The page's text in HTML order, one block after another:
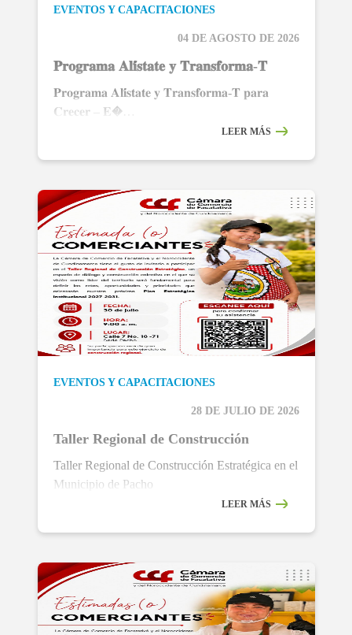
EVENTOS Y CAPACITACIONES
04 DE AGOSTO DE 2026
𝐏𝐫𝐨𝐠𝐫𝐚𝐦𝐚 𝐀𝐥𝐢́𝐬𝐭𝐚𝐭𝐞 𝐲 𝐓𝐫𝐚𝐧𝐬𝐟𝐨𝐫𝐦𝐚-𝐓
𝐏𝐫𝐨𝐠𝐫𝐚𝐦𝐚 𝐀𝐥𝐢́𝐬𝐭𝐚𝐭𝐞 𝐲 𝐓𝐫𝐚𝐧𝐬𝐟𝐨𝐫𝐦𝐚-𝐓 𝐩𝐚𝐫𝐚
𝐂𝐫𝐞𝐜𝐞𝐫 – 𝐄�…
LEER MÁS
EVENTOS Y CAPACITACIONES
28 DE JULIO DE 2026
Taller Regional de Construcción
Taller Regional de Construcción Estratégica en el
Municipio de Pacho
LEER MÁS